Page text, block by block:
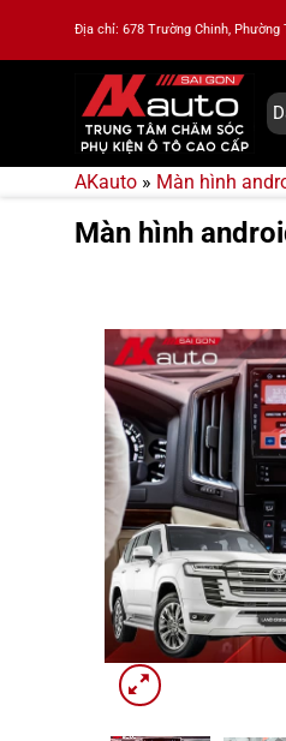
nội
Địa chỉ: 678 Trường Chinh, Phường
AKauto » Màn hình
Màn hình